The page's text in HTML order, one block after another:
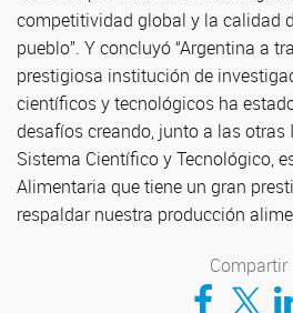
competitividad global y la calidad
pueblo”. Y concluyó “Argentina a
prestigiosa institución de
científicos y tecnológicos ha
desafíos creando, junto a las otras
Sistema Científico y Tecnológico,
Alimentaria que tiene un gran
respaldar nuestra producción
Compartir
Compartir en
Compartir